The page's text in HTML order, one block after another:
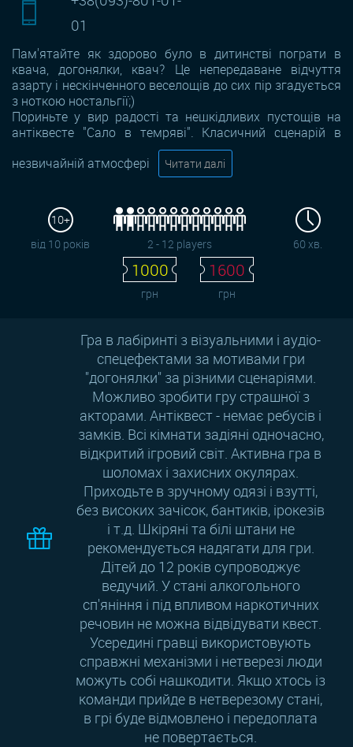
01
Пам'ятайте як здорово було в дитинстві пограти в
квача, догонялки, квач? Це непередаване відчуття
азарту і нескінченного веселощів до сих пір згадується
з ноткою ностальгії;)
Пориньте у вир радості та нешкідливих пустощів на
антіквесте "Сало в темряві". Класичний сценарій в
незвичайній атмосфері
Читати далі
10+
від 10 років
2 - 12 players 60 хв.
1000
грн
1600
грн
​Гра в лабіринті з візуальними і аудіо-
спецефектами за мотивами гри
"догонялки" за різними сценаріями.
Можливо зробити гру страшної з
акторами. Антіквест - немає ребусів і
замків. Всі кімнати задіяні одночасно,
відкритий ігровий світ. Активна гра в
шоломах і захисних окулярах.
Приходьте в зручному одязі і взутті,
без високих зачісок, бантиків, ірокезів
і т.д. Шкіряні та білі штани не
рекомендується надягати для гри.
Дітей до 12 років супроводжує
ведучий. У стані алкогольного
сп'яніння і під впливом наркотичних
речовин не можна відвідувати квест.
Усередині гравці використовують
справжні механізми і нетверезі люди
можуть собі нашкодити. Якщо хтось із
команди прийде в нетверезому стані,
в грі буде відмовлено і передоплата
не повертається.